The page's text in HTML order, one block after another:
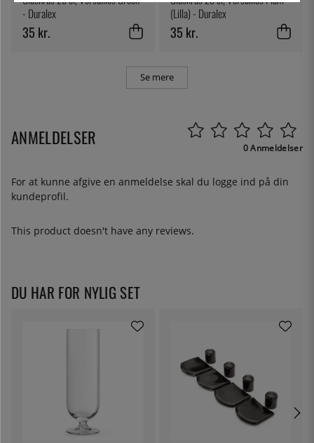
- Duralex
35 kr.
(Lilla) - Duralex
35 kr.
Se mere
ANMELDELSER 0 Anmeldelser
For at kunne afgive en anmeldelse skal du logge ind på din
kundeprofil.
This product doesn't have any reviews.
DU HAR FOR NYLIG SET